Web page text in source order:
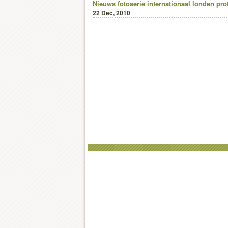
Nieuws fotoserie internationaal londen
22 Dec, 2010